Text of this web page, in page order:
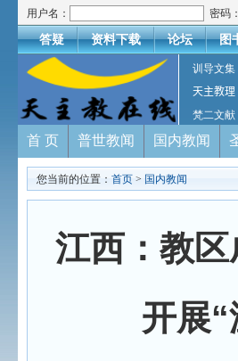
用户名： 密码：
答疑 资料下载 论坛 图
训导文集
天主教理
梵二文献
首 页 普世教闻 国内教闻
您当前的位置： 首页 > 国内教闻
江西：教
开展